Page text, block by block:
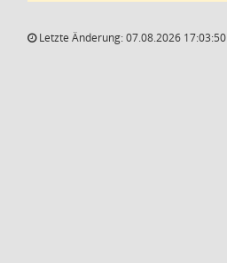
Letzte Änderung: 07.08.2026 17:03:50